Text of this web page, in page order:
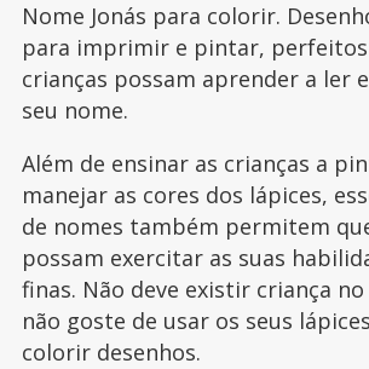
Nome Jonás para colorir.
para imprimir e pintar, perfeitos
crianças possam aprender a ler
seu nome.
Além de ensinar as crianças a
manejar as cores dos lápices,
de nomes também permitem
possam exercitar as suas
finas. Não deve existir criança
não goste de usar os seus
colorir desenhos.